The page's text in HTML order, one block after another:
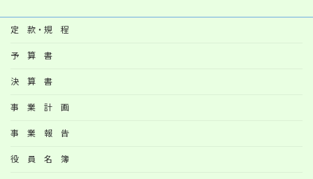
定 款・規 程
予 算 書
決 算 書
事 業 計 画
事 業 報 告
役 員 名 簿